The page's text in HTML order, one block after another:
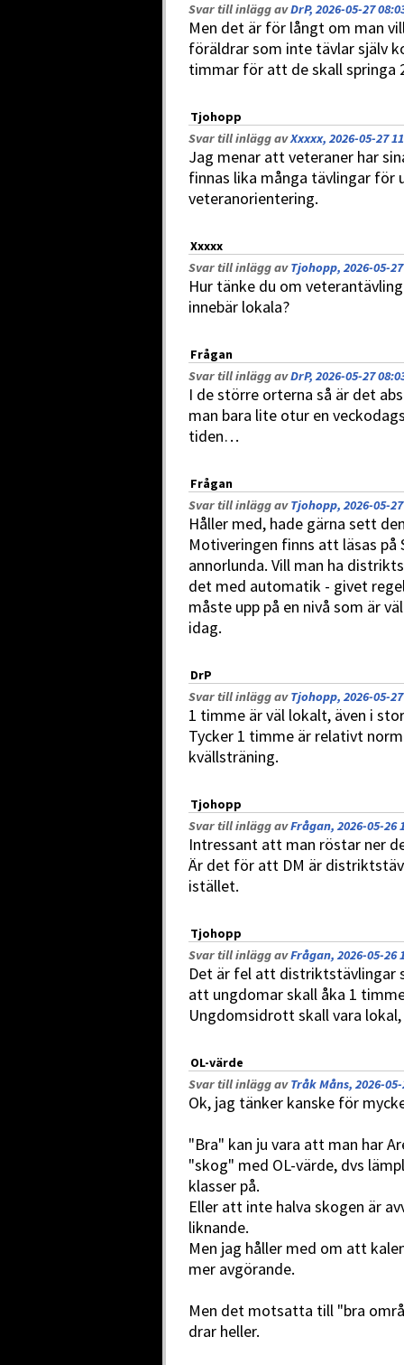
Svar till inlägg avDrP, 2026-05-27
Men det är för långt om man
föräldrar som inte tävlar själv
timmar för att de skall springa
Tjohopp
Svar till inlägg avXxxxx, 2026-05-27
Jag menar att veteraner har
finnas lika många tävlingar för
veteranorientering.
Xxxxx
Svar till inlägg avTjohopp, 2026-05-
Hur tänke du om
innebär lokala?
Frågan
Svar till inlägg avDrP, 2026-05-27
I de större orterna så är det
man bara lite otur en
tiden…
Frågan
Svar till inlägg avTjohopp, 2026-05-
Håller med, hade gärna sett
Motiveringen finns att läsas på
annorlunda. Vill man ha
det med automatik - givet
måste upp på en nivå som är
idag.
DrP
Svar till inlägg avTjohopp, 2026-05-
1 timme är väl lokalt, även i
Tycker 1 timme är relativt
kvällsträning.
Tjohopp
Svar till inlägg avFrågan, 2026-05-26
Intressant att man röstar ner
Är det för att DM är
istället.
Tjohopp
Svar till inlägg avFrågan, 2026-05-26
Det är fel att distriktstävlingar
att ungdomar skall åka 1
Ungdomsidrott skall vara
OL-värde
Svar till inlägg avTråk Måns, 2026-
Ok, jag tänker kanske för
"Bra" kan ju vara att man har
"skog" med OL-värde, dvs
klasser på.
Eller att inte halva skogen är
liknande.
Men jag håller med om att
mer avgörande.
Men det motsatta till "bra
drar heller.